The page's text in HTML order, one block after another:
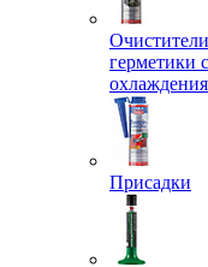
герметики
охлаждения
Присадки